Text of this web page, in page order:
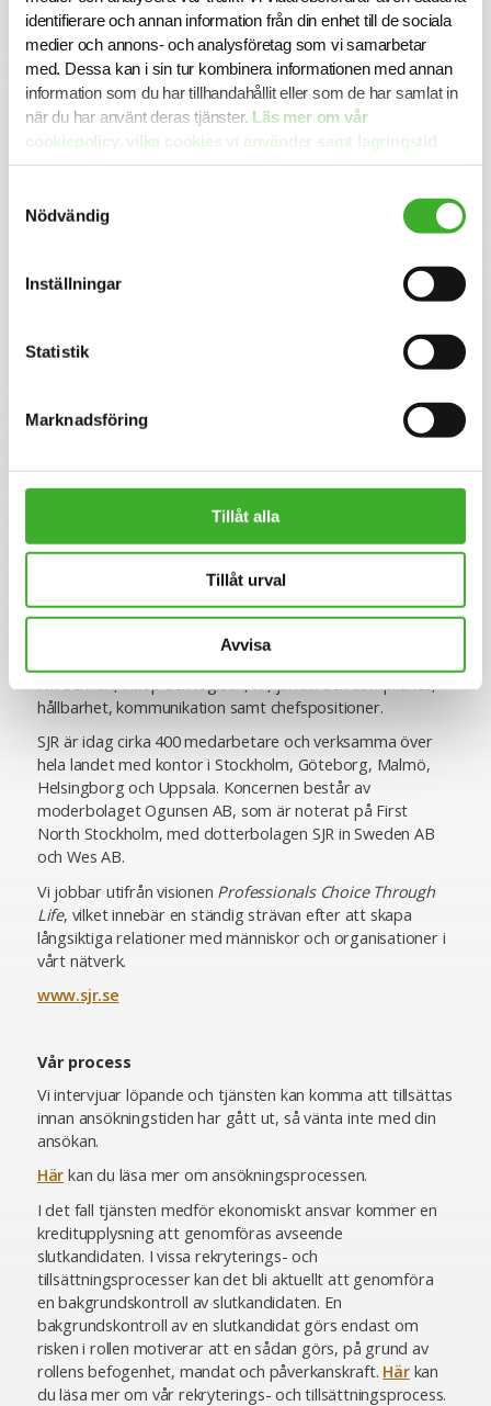
identifierare och annan information från din enhet till de sociala
medier och annons- och analysföretag som vi samarbetar
med. Dessa kan i sin tur kombinera informationen med annan
information som du har tillhandahållit eller som de har samlat in
när du har använt deras tjänster. Läs mer om vår
cookiepolicy, vilka cookies vi använder samt lagringstid
här.
Nödvändig
Inställningar
Statistik
Marknadsföring
Tillåt alla
Tillåt urval
Avvisa
E-mail me
CONTACT PERSON
070-899 95 63
Om SJR
SJR är ett av Sveriges ledande och mest erfarna bolag
inom rekrytering och konsultlösningar. Ända sedan starten
1993 har vi varit specialiserade inom såväl
personlighetsbedömning som de områden vi rekryterar
till, vilket ger oss en unik förmåga att utifrån högt ställda
krav matcha rätt kompetens med rätt uppdragsgivare. Vi
hållbarhet, kommunikation samt chefspositioner.
SJR är idag cirka 400 medarbetare och verksamma över
hela landet med kontor i Stockholm, Göteborg, Malmö,
Helsingborg och Uppsala. Koncernen består av
moderbolaget Ogunsen AB, som är noterat på First
North Stockholm, med dotterbolagen SJR in Sweden AB
och Wes AB.
Vi jobbar utifrån visionen Professionals Choice Through
Life, vilket innebär en ständig strävan efter att skapa
långsiktiga relationer med människor och organisationer i
vårt nätverk.
www.sjr.se
Vår process
Vi intervjuar löpande och tjänsten kan komma att tillsättas
innan ansökningstiden har gått ut, så vänta inte med din
ansökan.
Här kan du läsa mer om ansökningsprocessen.
I det fall tjänsten medför ekonomiskt ansvar kommer en
kreditupplysning att genomföras avseende
slutkandidaten. I vissa rekryterings- och
tillsättningsprocesser kan det bli aktuellt att genomföra
en bakgrundskontroll av slutkandidaten. En
bakgrundskontroll av en slutkandidat görs endast om
risken i rollen motiverar att en sådan görs, på grund av
rollens befogenhet, mandat och påverkanskraft. Härkan
du läsa mer om vår rekryterings- och tillsättningsprocess.